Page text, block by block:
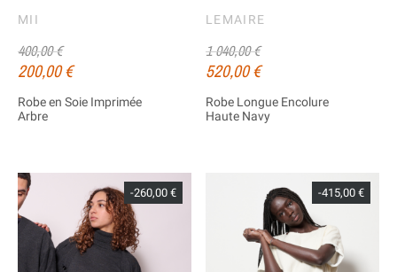
MII
400,00 €
200,00 €
Robe en Soie Imprimée
Arbre
LEMAIRE
1 040,00 €
520,00 €
Robe Longue Encolure
Haute Navy
-260,00 € -415,00 €